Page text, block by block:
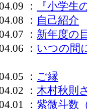
：
『小学
： 自己紹介
： 新年度の
： いつの間
： ご縁
： 木村秋則
： 紫微斗数